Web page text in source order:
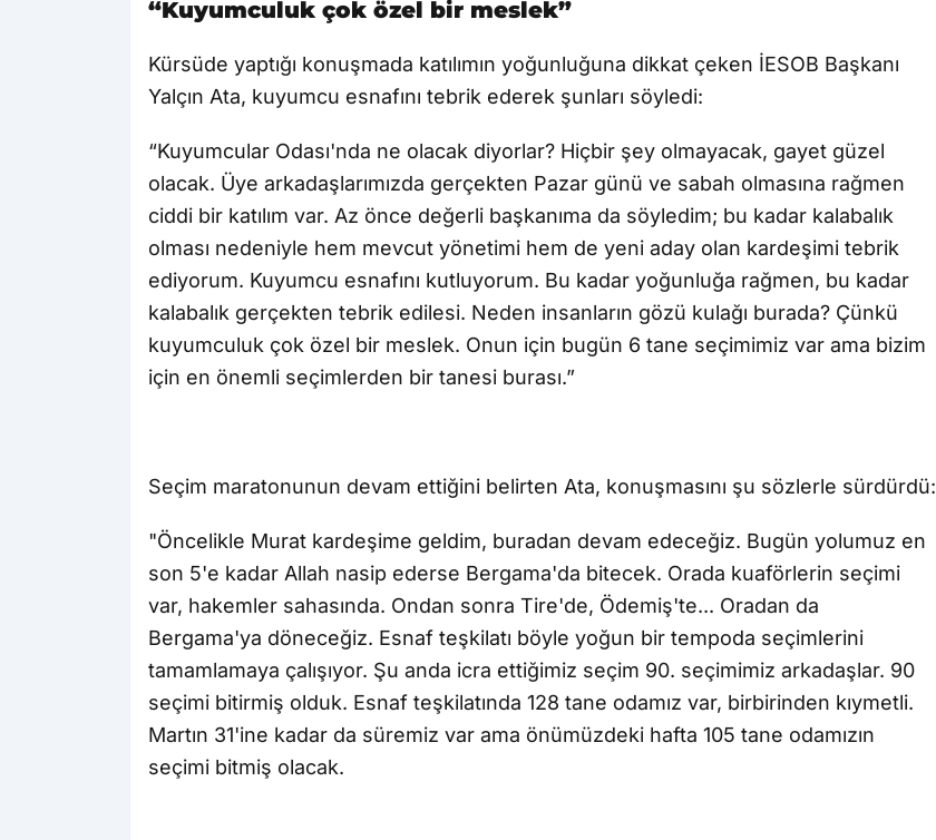
“Kuyumculuk çok özel bir meslek”
Kürsüde yaptığı konuşmada katılımın yoğunluğuna dikkat çeken İESOB Başkanı
Yalçın Ata, kuyumcu esnafını tebrik ederek şunları söyledi:
“Kuyumcular Odası'nda ne olacak diyorlar? Hiçbir şey olmayacak, gayet güzel
olacak. Üye arkadaşlarımızda gerçekten Pazar günü ve sabah olmasına rağmen
ciddi bir katılım var. Az önce değerli başkanıma da söyledim; bu kadar kalabalık
olması nedeniyle hem mevcut yönetimi hem de yeni aday olan kardeşimi tebrik
ediyorum. Kuyumcu esnafını kutluyorum. Bu kadar yoğunluğa rağmen, bu kadar
kalabalık gerçekten tebrik edilesi. Neden insanların gözü kulağı burada? Çünkü
kuyumculuk çok özel bir meslek. Onun için bugün 6 tane seçimimiz var ama bizim
için en önemli seçimlerden bir tanesi burası.”
Seçim maratonunun devam ettiğini belirten Ata, konuşmasını şu sözlerle sürdürdü:
"Öncelikle Murat kardeşime geldim, buradan devam edeceğiz. Bugün yolumuz en
son 5'e kadar Allah nasip ederse Bergama'da bitecek. Orada kuaförlerin seçimi
var, hakemler sahasında. Ondan sonra Tire'de, Ödemiş'te... Oradan da
Bergama'ya döneceğiz. Esnaf teşkilatı böyle yoğun bir tempoda seçimlerini
tamamlamaya çalışıyor. Şu anda icra ettiğimiz seçim 90. seçimimiz arkadaşlar. 90
seçimi bitirmiş olduk. Esnaf teşkilatında 128 tane odamız var, birbirinden kıymetli.
Martın 31'ine kadar da süremiz var ama önümüzdeki hafta 105 tane odamızın
seçimi bitmiş olacak.